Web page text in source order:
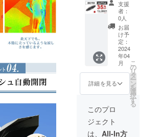
F】 価
格：
15,386
円（税
込） 一
般予定
販売価
格：
23,670
円（税
込） ※
送料無
料（国
内配送
のみ）
■お届け
支援
者：
0人
お届
け予
定：
2024
年04
月
詳細を見る
こ
の
リ
タ
ー
ン
を
選
択
す
る
このプロ
ジェクト
は、 All-In方